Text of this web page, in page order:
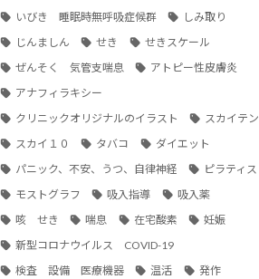
いびき 睡眠時無呼吸症候群
しみ取り
じんましん
せき
せきスケール
ぜんそく 気管支喘息
アトピー性皮膚炎
アナフィラキシー
クリニックオリジナルのイラスト
スカイテン
スカイ１０
タバコ
ダイエット
パニック、不安、うつ、自律神経
ピラティス
モストグラフ
吸入指導
吸入薬
咳 せき
喘息 在宅酸素
妊娠
新型コロナウイルス COVID-19
検査 設備 医療機器
温活
発作